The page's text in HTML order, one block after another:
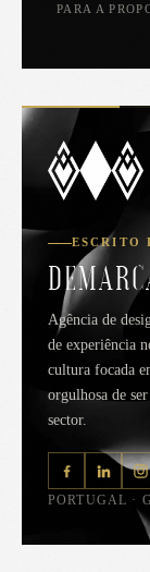
PARA A
ESCRITO
Agência de
de experiência
cultura focada
orgulhosa de
sector.
PORTUGAL ·